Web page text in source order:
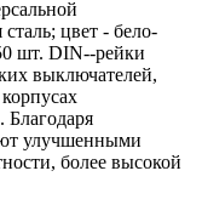
цвет - бело-
шт. DIN--рейки
выключателей,
Благодаря
улучшенными
более высокой